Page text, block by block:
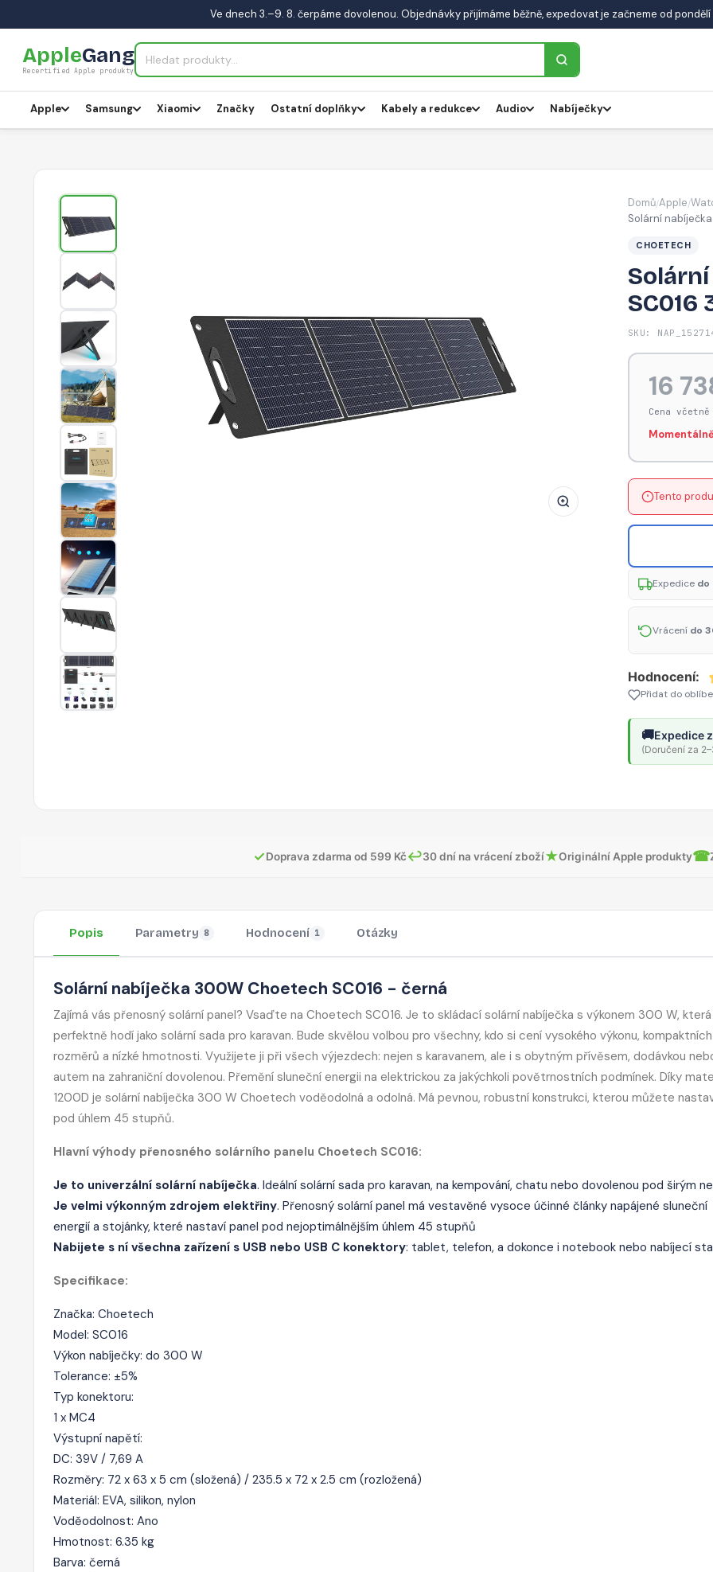
Ve dnech 3.–9. 8. čerpáme dovolenou. Objednávky přijímáme běžně, expedovat je začneme od pondělí
AppleGang
Recertified Apple produkty
Apple Samsung Xiaomi Značky Ostatní doplňky Kabely a redukce Audio Nabíječky
Solární
nabíječka
Choetech
Domů/Apple/
Solární
CHOETECH
SC016
SKU:
16
Cena
Tento
Expedice do
Vrácení do
Hodnocení:
Přidat do
🚚Expedice
(Doručení za
✓Doprava zdarma od 599 Kč↩30 dní na vrácení zboží★Originální Apple produkty☎
Popis Parametry 8 Hodnocení 1 Otázky
Solární nabíječka 300W Choetech SC016 - černá
Zajímá vás přenosný solární panel? Vsaďte na Choetech SC016. Je to skládací solární nabíječka s výkonem 300 W,
perfektně hodí jako solární sada pro karavan. Bude skvělou volbou pro všechny, kdo si cení vysokého výkonu, kompaktních
rozměrů a nízké hmotnosti. Využijete ji při všech výjezdech: nejen s karavanem, ale i s obytným přívěsem, dodávkou
autem na zahraniční dovolenou. Přemění sluneční energii na elektrickou za jakýchkoli povětrnostních podmínek. Díky
1200D je solární nabíječka 300 W Choetech voděodolná a odolná. Má pevnou, robustní konstrukci, kterou můžete
pod úhlem 45 stupňů.
Hlavní výhody přenosného solárního panelu Choetech SC016:
Je to univerzální solární nabíječka. Ideální solární sada pro karavan, na kempování, chatu nebo dovolenou pod širým
Je velmi výkonným zdrojem elektřiny. Přenosný solární panel má vestavěné vysoce účinné články napájené sluneční
energií a stojánky, které nastaví panel pod nejoptimálnějším úhlem 45 stupňů
Nabijete s ní všechna zařízení s USB nebo USB C konektory: tablet, telefon, a dokonce i notebook nebo nabíjecí
Specifikace:
Značka: Choetech
Model: SC016
Výkon nabíječky: do 300 W
Tolerance: ±5%
Typ konektoru:
1 x MC4
Výstupní napětí:
DC: 39V / 7,69 A
Rozměry: 72 x 63 x 5 cm (složená) / 235.5 x 72 x 2.5 cm (rozložená)
Materiál: EVA, silikon, nylon
Voděodolnost: Ano
Hmotnost: 6.35 kg
Barva: černá